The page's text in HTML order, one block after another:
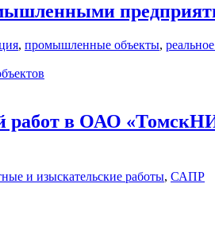
, промышленные объекты,
работ в ОАО
и изыскательские работы, САПР